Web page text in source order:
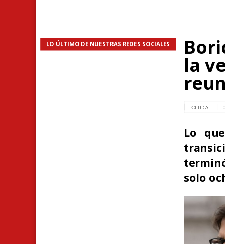
LO ÚLTIMO DE NUESTRAS REDES SOCIALES
la
POLITICA
Lo
solo